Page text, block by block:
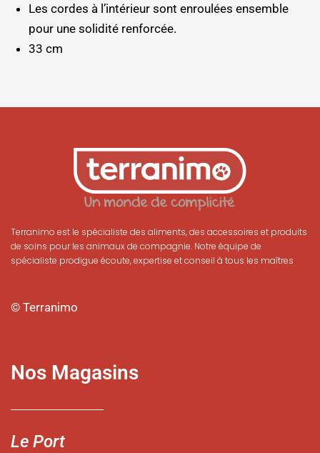
Les cordes à l’intérieur sont enroulées ensemble
pour une solidité renforcée.
33 cm
Terranimo est le spécialiste des aliments, des accessoires et produits
de soins pour les animaux de compagnie. Notre équipe de
spécialiste prodigue écoute, expertise et conseil à tous les maîtres
© Terranimo
Nos Magasins
Le Port